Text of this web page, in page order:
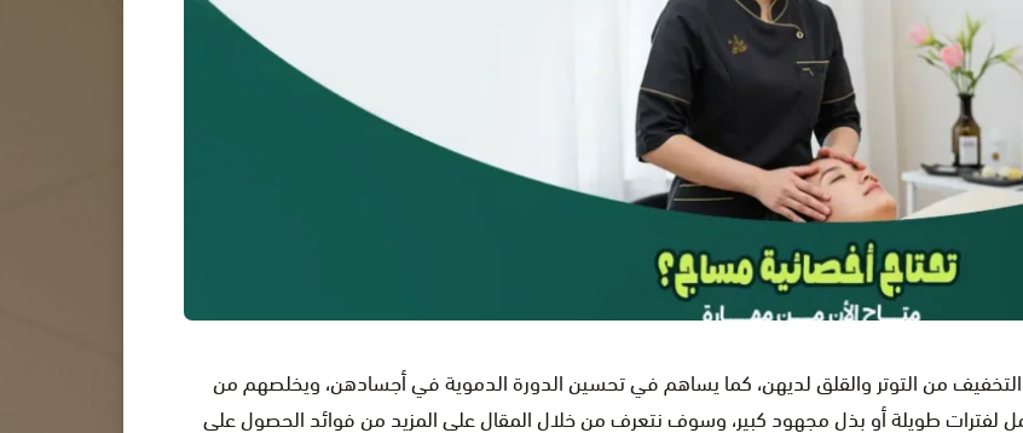
من التوتر والقلق لديهن، كما يساهم في تحسين الدورة الدموية في أجسادهن، ويخلصهم من
لفترات طويلة أو بذل مجهود كبير، وسوف نتعرف من خلال المقال على المزيد من فوائد الحصول على